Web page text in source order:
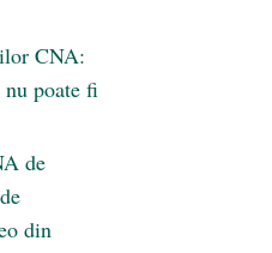
CNA:
nu poate fi
de
din